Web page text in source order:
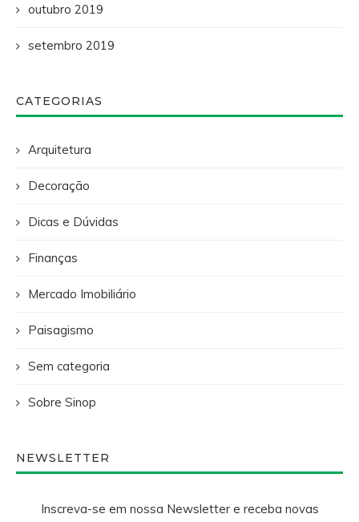
outubro 2019
setembro 2019
CATEGORIAS
Arquitetura
Decoração
Dicas e Dúvidas
Finanças
Mercado Imobiliário
Paisagismo
Sem categoria
Sobre Sinop
NEWSLETTER
Inscreva-se em nossa Newsletter e receba novas